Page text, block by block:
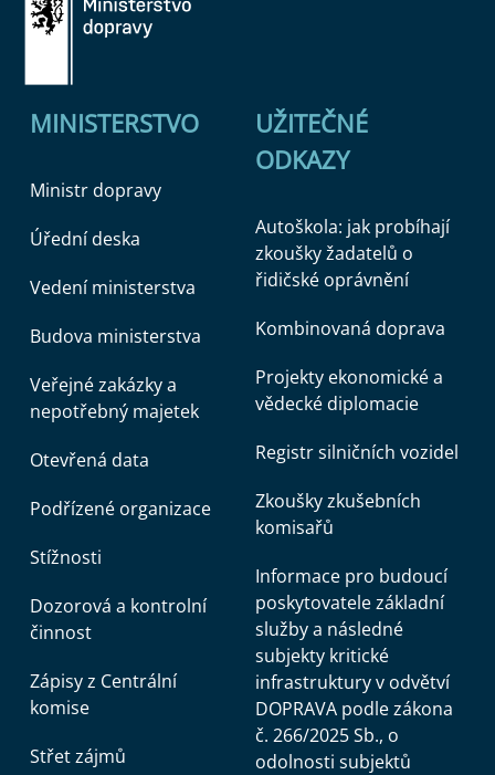
MINISTERSTVO
Ministr dopravy
Úřední deska
Vedení ministerstva
Budova ministerstva
Veřejné zakázky a
nepotřebný majetek
Otevřená data
Podřízené organizace
Stížnosti
Dozorová a kontrolní
činnost
Zápisy z Centrální
komise
Střet zájmů
UŽITEČNÉ
ODKAZY
Autoškola: jak probíhají
zkoušky žadatelů o
řidičské oprávnění
Kombinovaná doprava
Projekty ekonomické a
vědecké diplomacie
Registr silničních vozidel
Zkoušky zkušebních
komisařů
Informace pro budoucí
poskytovatele základní
služby a následné
subjekty kritické
infrastruktury v odvětví
DOPRAVA podle zákona
č. 266/2025 Sb., o
odolnosti subjektů